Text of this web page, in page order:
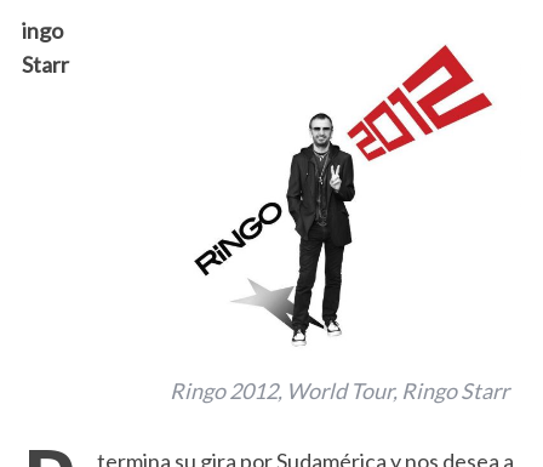
Ringo 2012, World Tour, Ringo Starr
ingo
Starr
termina su gira por Sudamérica y nos desea a